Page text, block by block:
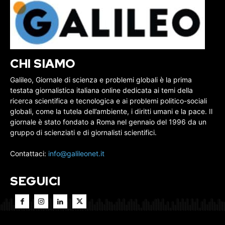
CHI SIAMO
Galileo, Giornale di scienza e problemi globali è la prima
testata giornalistica italiana online dedicata ai temi della
ricerca scientifica e tecnologica e ai problemi politico-sociali
globali, come la tutela dell’ambiente, i diritti umani e la pace. Il
giornale è stato fondato a Roma nel gennaio del 1996 da un
gruppo di scienziati e di giornalisti scientifici.
Contattaci: info@galileonet.it
SEGUICI